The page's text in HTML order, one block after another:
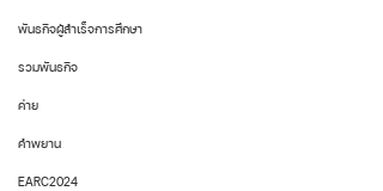
พันธกิจผู้สำเร็จการศึกษา
รวมพันธกิจ
ค่าย
คำพยาน
EARC2024